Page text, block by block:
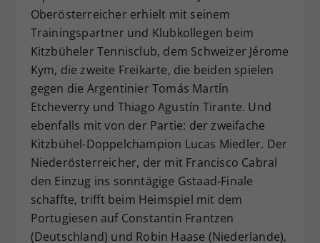
Oberösterreicher erhielt mit seinem
Trainingspartner und Klubkollegen beim
Kitzbüheler Tennisclub, dem Schweizer Jérome
Kym, die zweite Freikarte, die beiden spielen
gegen die Argentinier Tomás Martín
Etcheverry und Thiago Agustín Tirante. Und
ebenfalls mit von der Partie: der zweifache
Kitzbühel-Doppelchampion Lucas Miedler. Der
Niederösterreicher, der mit Francisco Cabral
den Einzug ins sonntägige Gstaad-Finale
schaffte, trifft beim Heimspiel mit dem
Portugiesen auf Constantin Frantzen
(Deutschland) und Robin Haase (Niederlande),